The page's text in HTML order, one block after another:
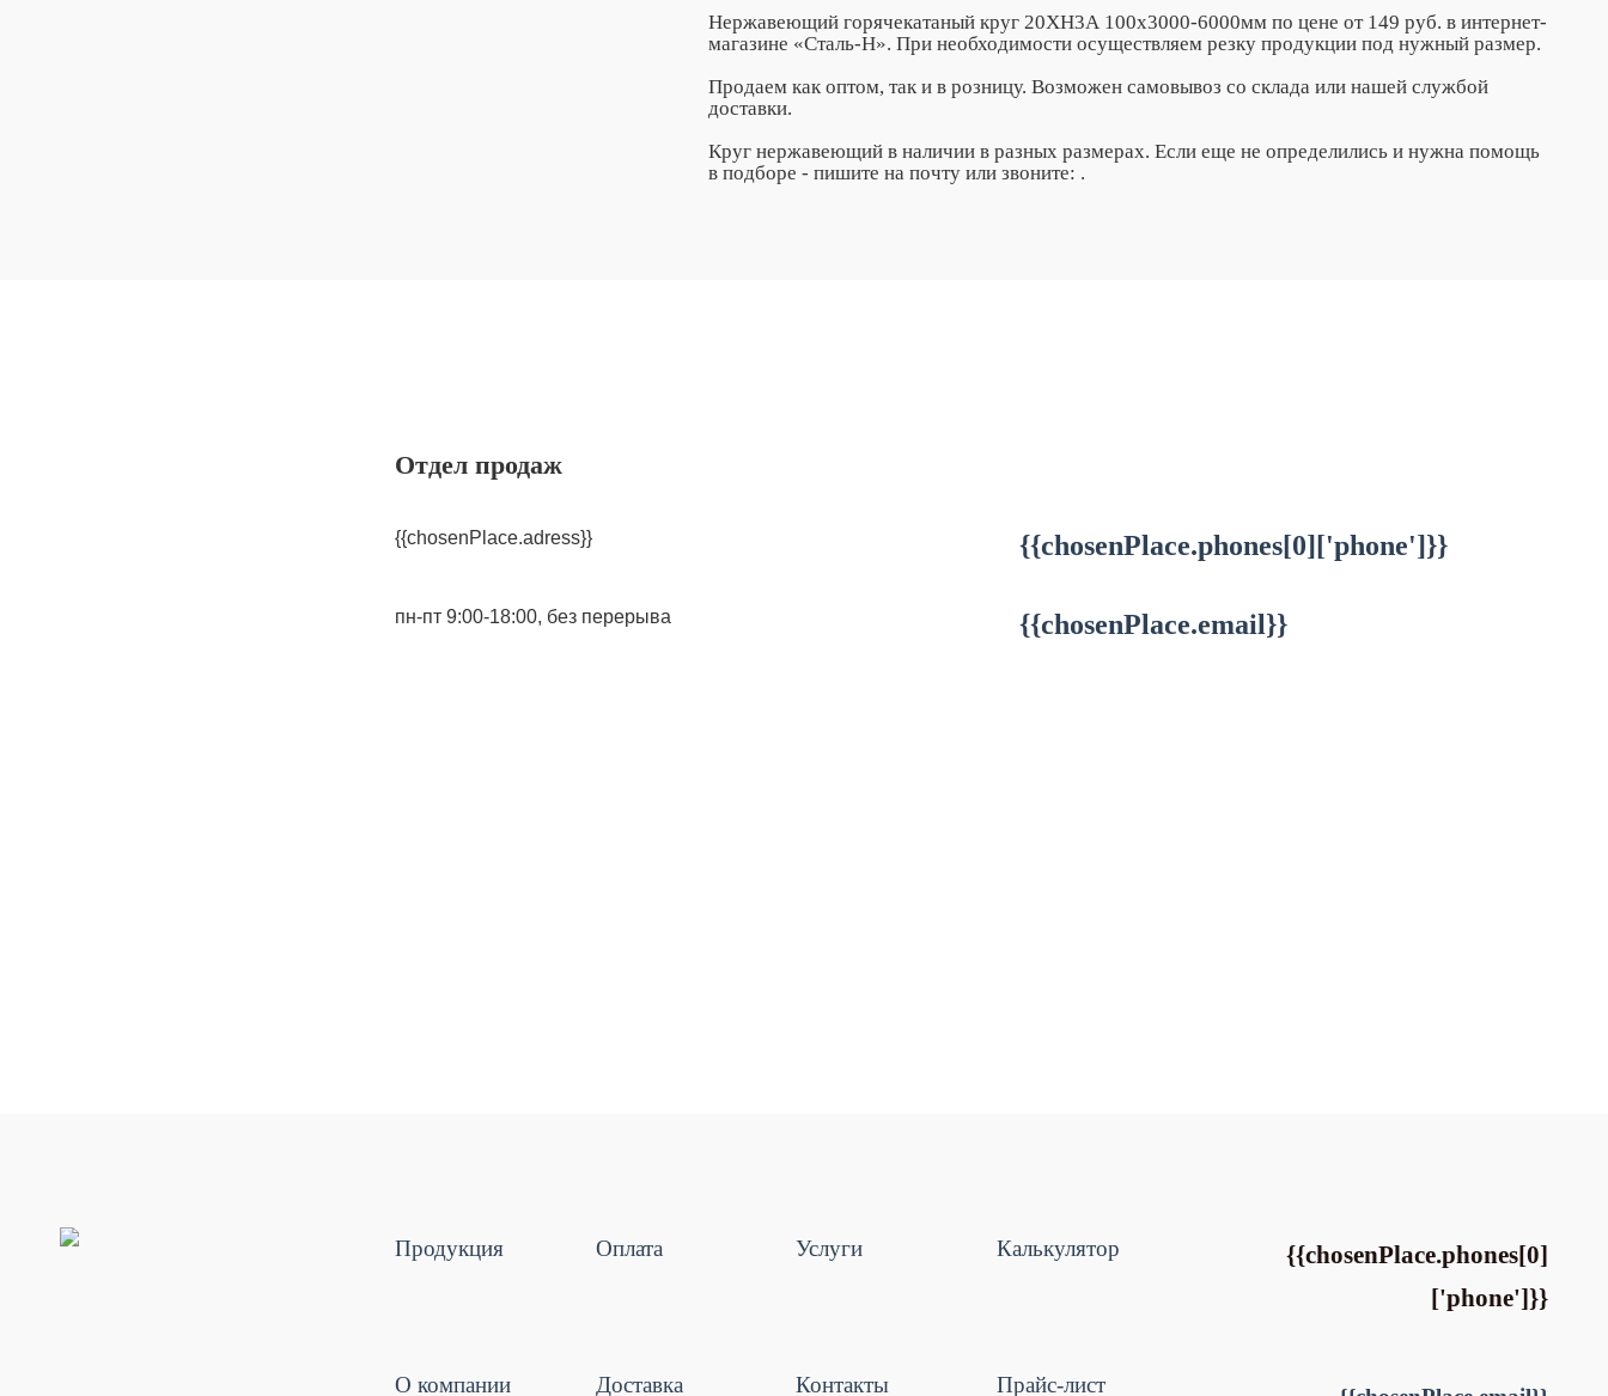
Нержавеющий горячекатаный круг 20ХН3А 100х3000-6000мм по цене от 149 руб. в интернет-
магазине «Сталь-Н». При необходимости осуществляем резку продукции под нужный размер.
Продаем как оптом, так и в розницу. Возможен самовывоз со склада или нашей службой
доставки.
Круг нержавеющий в наличии в разных размерах. Если еще не определились и нужна помощь
в подборе - пишите на почту или звоните: .
Отдел продаж
{{chosenPlace.phones[0]['phone']}}
{{chosenPlace.email}}
{{chosenPlace.adress}}
пн-пт 9:00-18:00, без перерыва
Продукция Оплата Услуги Калькулятор
О компании Доставка Контакты Прайс-лист
{{chosenPlace.phones[0]
['phone']}}